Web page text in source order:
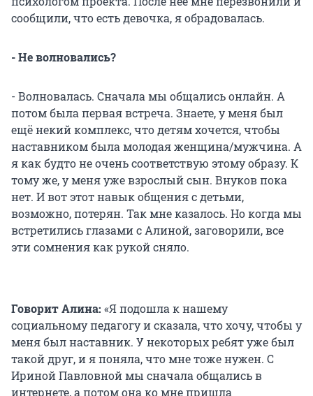
сообщили, что есть девочка, я обрадовалась.
- Не волновались?
- Волновалась. Сначала мы общались онлайн. А
потом была первая встреча. Знаете, у меня был
ещё некий комплекс, что детям хочется, чтобы
наставником была молодая женщина/мужчина. А
я как будто не очень соответствую этому образу. К
тому же, у меня уже взрослый сын. Внуков пока
нет. И вот этот навык общения с детьми,
возможно, потерян. Так мне казалось. Но когда мы
встретились глазами с Алиной, заговорили, все
эти сомнения как рукой сняло.
Говорит Алина: «Я подошла к нашему
социальному педагогу и сказала, что хочу, чтобы у
меня был наставник. У некоторых ребят уже был
такой друг, и я поняла, что мне тоже нужен. С
Ириной Павловной мы сначала общались в
интернете, а потом она ко мне пришла